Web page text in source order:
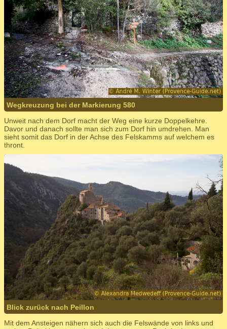
Wegkreuzung bei der Markierung 580
Unweit nach dem Dorf macht der Weg eine kurze Doppelkehre.
Davor und danach sollte man sich zum Dorf hin umdrehen. Man
sieht somit das Dorf in der Achse des Felskamms auf welchem es
thront.
Blick zurück nach Peillon
Mit dem Ansteigen nähern sich auch die Felswände von links und